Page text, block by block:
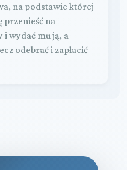
na podstawie której
przenieść na
i wydać mu ją, a
odebrać i zapłacić